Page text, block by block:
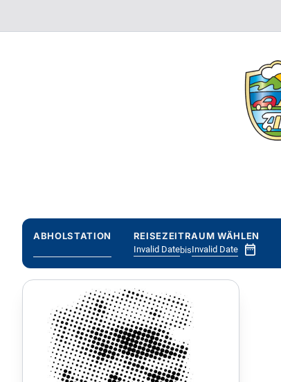
ABHOLSTATION REISEZEITRAUM WÄHLEN
Invalid DatebisInvalid Date